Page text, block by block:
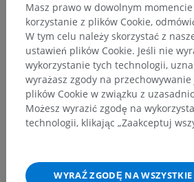
Masz prawo w dowolnym
korzystanie z plików Cookie,
W tym celu należy skorzystać z
ustawień plików Cookie. Jeśli nie
wykorzystanie tych technologii,
wyrażasz zgody na
plików Cookie w związku z
Możesz wyrazić zgodę na
technologii, klikając „Zaakceptuj
WYRAŹ ZGODĘ NA